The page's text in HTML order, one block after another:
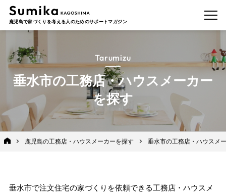
鹿児島で家づくりを考える人のためのサポートマガジン
Tarumizu
垂水市の工務店・ハウスメーカー
を探す
鹿児島の工務店・ハウスメーカーを探す 垂水市の工務店・ハウスメ
垂水市で注文住宅の家づくりを依頼できる工務店・ハウスメ